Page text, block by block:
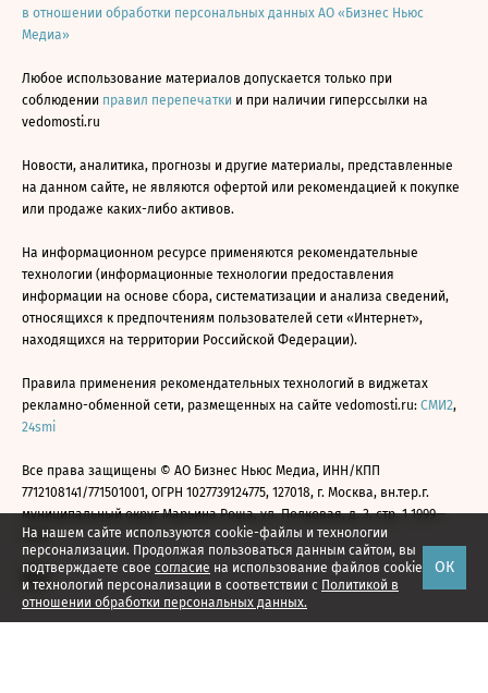
На нашем сайте используются cookie-файлы и технологии
персонализации. Продолжая пользоваться данным сайтом, вы
подтверждаете свое согласие на использование файлов cookie
и технологий персонализации в соответствии с Политикой в
отношении обработки персональных данных.
ОК
в отношении обработки персональных данных АО «Бизнес Ньюс
Медиа»
Любое использование материалов допускается только при
соблюдении правил перепечатки и при наличии гиперссылки на
vedomosti.ru
Новости, аналитика, прогнозы и другие материалы, представленные
на данном сайте, не являются офертой или рекомендацией к покупке
или продаже каких-либо активов.
На информационном ресурсе применяются рекомендательные
технологии (информационные технологии предоставления
информации на основе сбора, систематизации и анализа сведений,
относящихся к предпочтениям пользователей сети «Интернет»,
находящихся на территории Российской Федерации).
Правила применения рекомендательных технологий в виджетах
рекламно-обменной сети, размещенных на сайте vedomosti.ru: СМИ2,
24smi
Все права защищены © АО Бизнес Ньюс Медиа, ИНН/КПП
7712108141/771501001, ОГРН 1027739124775, 127018, г. Москва, вн.тер.г.
муниципальный округ Марьина Роща, ул. Полковая, д. 3, стр. 1 1999—
2026